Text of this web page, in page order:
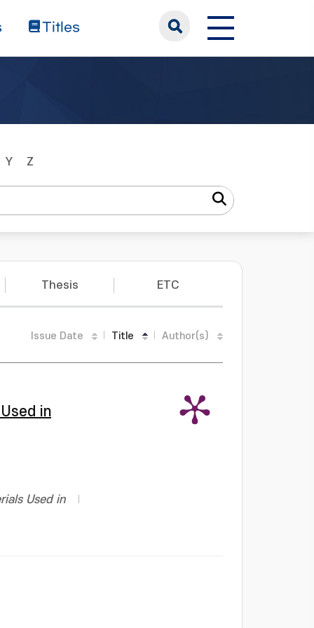
Titles
Y Z
Thesis ETC
Issue Date Title Author(s)
in
Used in